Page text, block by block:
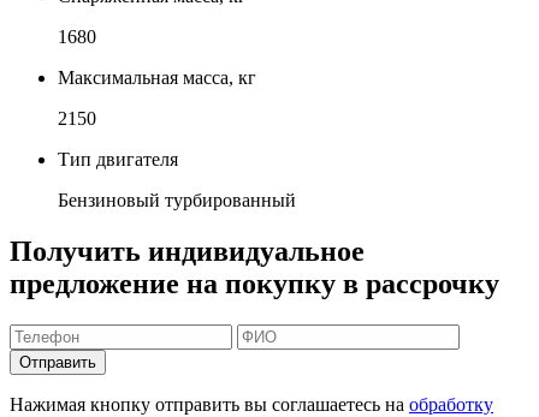
1680
Максимальная масса, кг
2150
Тип двигателя
Бензиновый турбированный
Получить индивидуальное
предложение на покупку в рассрочку
Отправить
Нажимая кнопку отправить вы соглашаетесь на обработку